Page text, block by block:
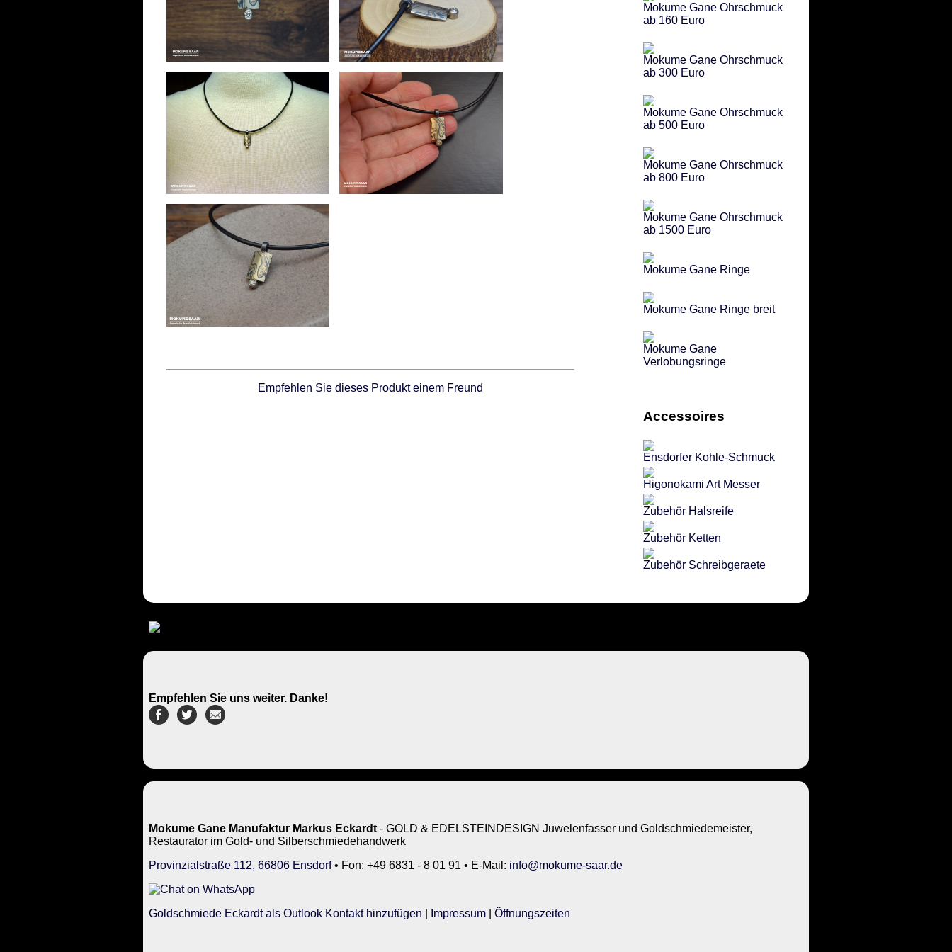
Empfehlen Sie dieses Produkt einem Freund
Mokume Gane Ohrschmuck
ab 160 Euro
Mokume Gane Ohrschmuck
ab 300 Euro
Mokume Gane Ohrschmuck
ab 500 Euro
Mokume Gane Ohrschmuck
ab 800 Euro
Mokume Gane Ohrschmuck
ab 1500 Euro
Mokume Gane Ringe
Mokume Gane Ringe breit
Mokume Gane
Verlobungsringe
Accessoires
Ensdorfer Kohle-Schmuck
Higonokami Art Messer
Zubehör Halsreife
Zubehör Ketten
Zubehör Schreibgeraete
Empfehlen Sie uns weiter. Danke!
Mokume Gane Manufaktur Markus Eckardt - GOLD & EDELSTEINDESIGN Juwelenfasser und Goldschmiedemeister,
Restaurator im Gold- und Silberschmiedehandwerk
Provinzialstraße 112, 66806 Ensdorf• Fon: +49 6831 - 8 01 91 • E-Mail: info@mokume-saar.de
Goldschmiede Eckardt als Outlook Kontakt hinzufügen Impressum Öffnungszeiten